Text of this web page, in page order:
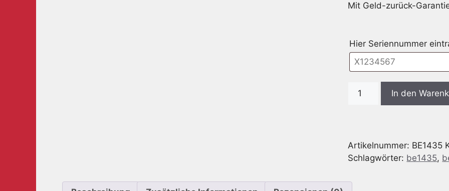
Mit Geld-zurück-
Hier Seriennummer
Code
BE1435
Mexico
In den
Artikelnummer: BE1435
Schlagwörter: be1435,